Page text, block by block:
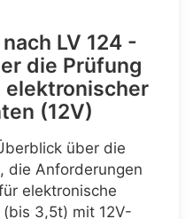
LV 124 -
die Prüfung
(12V)
über die
die Anforderungen
elektronische
(bis 3,5t) mit 12V-